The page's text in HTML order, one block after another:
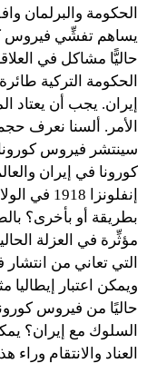
الحكومة والبرلمان
يساهم تفشِّي فيروس
حاليًّا مشاكل في
الحكومة التركية
إيران. يجب أن يعتاد
الأمر. ألسنا نعرف
سينتشر فيروس
كورونا في إيران
إنفلونزا
بطريقة أو بأخرى؟
مؤثِّرة في العزلة
التي تعاني من
حاليًا من فيروس
السلوك مع إيران؟
العناد والانتقام وراء